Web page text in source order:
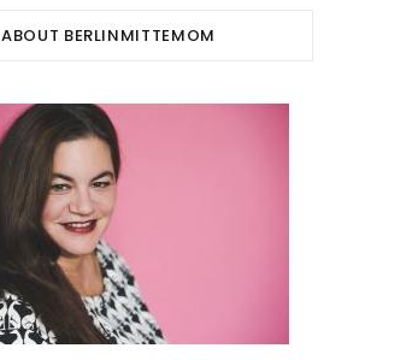
ABOUT BERLINMITTEMOM